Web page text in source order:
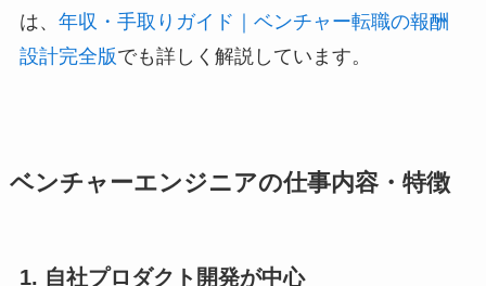
は、 年収・手取りガイド｜ベンチャー転職の報酬
設計完全版でも詳しく解説しています。
ベンチャーエンジニアの仕事内容・特徴
1. 自社プロダクト開発が中心